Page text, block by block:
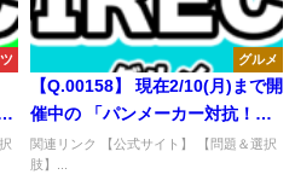
グルメ
【Q.00158】 現在2/10(月)まで開
催中の 「パンメーカー対抗！第2
回うまいパン決定戦」。 関東・
甲信越・福島ブロックで優勝す
関連リンク 【公式サイト】 【問題＆選択
肢】...